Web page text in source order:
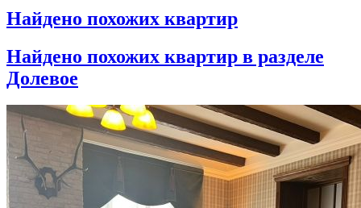
Найдено похожих квартир
Найдено похожих квартир в разделе
Долевое